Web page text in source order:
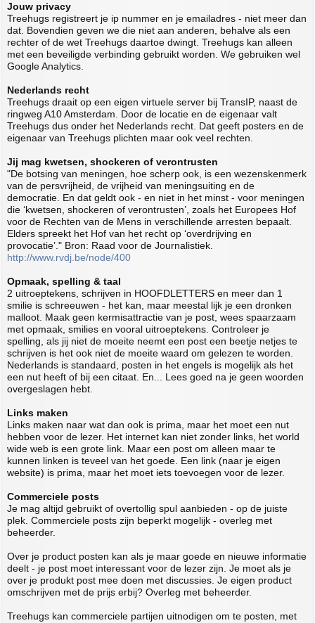
Jouw privacy
Treehugs registreert je ip nummer en je emailadres - niet meer dan
dat. Bovendien geven we die niet aan anderen, behalve als een
rechter of de wet Treehugs daartoe dwingt. Treehugs kan alleen
met een beveiligde verbinding gebruikt worden. We gebruiken wel
Google Analytics.
Nederlands recht
Treehugs draait op een eigen virtuele server bij TransIP, naast de
ringweg A10 Amsterdam. Door de locatie en de eigenaar valt
Treehugs dus onder het Nederlands recht. Dat geeft posters en de
eigenaar van Treehugs plichten maar ook veel rechten.
Jij mag kwetsen, shockeren of verontrusten
"De botsing van meningen, hoe scherp ook, is een wezenskenmerk
van de persvrijheid, de vrijheid van meningsuiting en de
democratie. En dat geldt ook - en niet in het minst - voor meningen
die ‘kwetsen, shockeren of verontrusten’, zoals het Europees Hof
voor de Rechten van de Mens in verschillende arresten bepaalt.
Elders spreekt het Hof van het recht op ‘overdrijving en
provocatie’." Bron: Raad voor de Journalistiek.
http://www.rvdj.be/node/400
Opmaak, spelling & taal
2 uitroeptekens, schrijven in HOOFDLETTERS en meer dan 1
smilie is schreeuwen - het kan, maar meestal lijk je een dronken
malloot. Maak geen kermisattractie van je post, wees spaarzaam
met opmaak, smilies en vooral uitroeptekens. Controleer je
spelling, als jij niet de moeite neemt een post een beetje netjes te
schrijven is het ook niet de moeite waard om gelezen te worden.
Nederlands is standaard, posten in het engels is mogelijk als het
een nut heeft of bij een citaat. En... Lees goed na je geen woorden
overgeslagen hebt.
Links maken
Links maken naar wat dan ook is prima, maar het moet een nut
hebben voor de lezer. Het internet kan niet zonder links, het world
wide web is een grote link. Maar een post om alleen maar te
kunnen linken is teveel van het goede. Een link (naar je eigen
website) is prima, maar het moet iets toevoegen voor de lezer.
Commerciele posts
Je mag altijd gebruikt of overtollig spul aanbieden - op de juiste
plek. Commerciele posts zijn beperkt mogelijk - overleg met
beheerder.
Over je product posten kan als je maar goede en nieuwe informatie
deelt - je post moet interessant voor de lezer zijn. Je moet als je
over je produkt post mee doen met discussies. Je eigen product
omschrijven met de prijs erbij? Overleg met beheerder.
Treehugs kan commerciele partijen uitnodigen om te posten, met